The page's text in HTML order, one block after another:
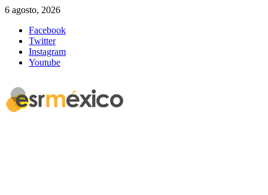
6 agosto, 2026
Facebook
Twitter
Instagram
Youtube